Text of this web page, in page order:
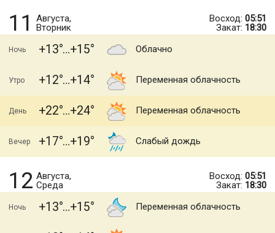
11
Августа,
Вторник
Восход: 05:51
Закат: 18:30
Ночь +13 +15 Облачно
Утро +12 +14 Переменная облачность
День +22 +24 Переменная облачность
Вечер +17 +19 Слабый дождь
12 Августа,
Среда
Восход: 05:51
Закат: 18:30
Ночь +13 +15 Переменная облачность